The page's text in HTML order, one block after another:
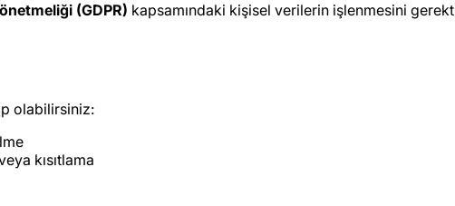
(GDPR) kapsamındaki kişisel verilerin işlenmesini
olabilirsiniz:
kısıtlama